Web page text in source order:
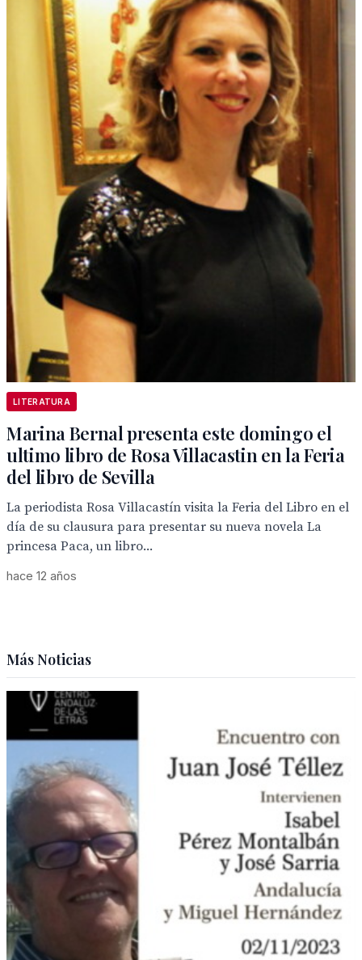
LITERATURA
Marina Bernal presenta este domingo el
ultimo libro de Rosa Villacastin en la Feria
del libro de Sevilla
La periodista Rosa Villacastín visita la Feria del Libro en el
día de su clausura para presentar su nueva novela La
princesa Paca, un libro...
hace 12 años
Más Noticias